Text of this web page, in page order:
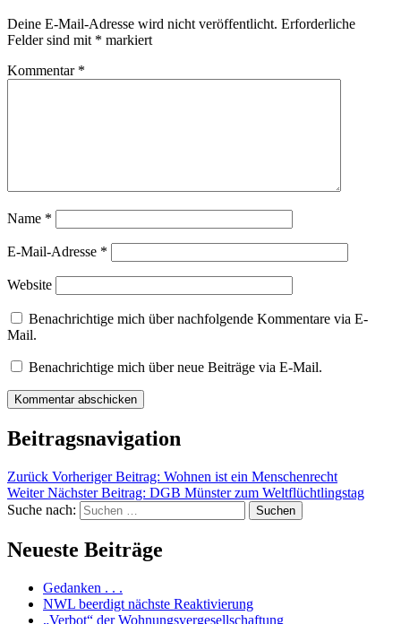
Deine E-Mail-Adresse wird nicht veröffentlicht. Erforderliche
Felder sind mit * markiert
Kommentar *
Name *
E-Mail-Adresse *
Website
Benachrichtige mich über nachfolgende Kommentare via E-
Mail.
Benachrichtige mich über neue Beiträge via E-Mail.
Beitragsnavigation
Zurück Vorheriger Beitrag: Wohnen ist ein Menschenrecht
Weiter Nächster Beitrag: DGB Münster zum Weltflüchtlingstag
Suche nach:
Suchen
Neueste Beiträge
Gedanken . . .
NWL beerdigt nächste Reaktivierung
„Verbot“ der Wohnungsvergesellschaftung